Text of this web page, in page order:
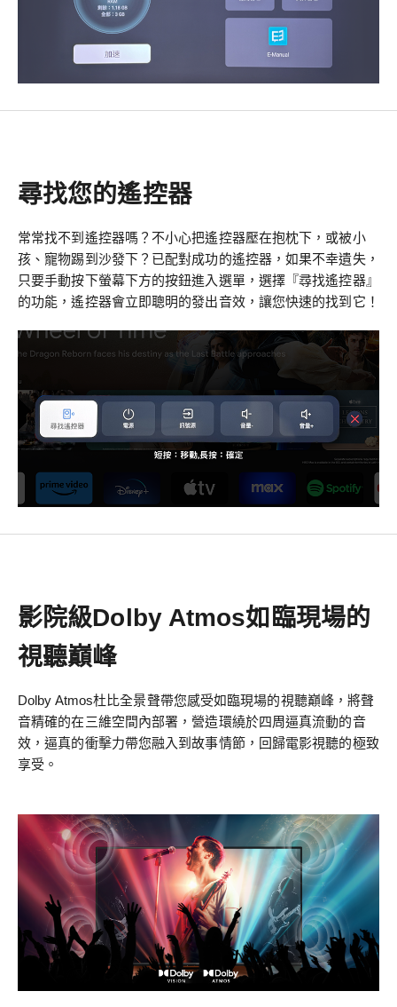
尋找您的遙控器
常常找不到遙控器嗎？不小心把遙控器壓在抱枕下，或被小
孩、寵物踢到沙發下？已配對成功的遙控器，如果不幸遺失，
只要手動按下螢幕下方的按鈕進入選單，選擇『尋找遙控器』
的功能，遙控器會立即聰明的發出音效，讓您快速的找到它！
影院級Dolby Atmos如臨現場的
視聽巔峰
Dolby Atmos杜比全景聲帶您感受如臨現場的視聽巔峰，將聲
音精確的在三維空間內部署，營造環繞於四周逼真流動的音
效，逼真的衝擊力帶您融入到故事情節，回歸電影視聽的極致
享受。